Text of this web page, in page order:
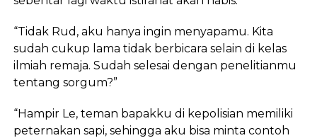
“Tidak Rud, aku hanya ingin menyapamu. Kita
sudah cukup lama tidak berbicara selain di kelas
ilmiah remaja. Sudah selesai dengan penelitianmu
tentang sorgum?”
“Hampir Le, teman bapakku di kepolisian memiliki
peternakan sapi, sehingga aku bisa minta contoh